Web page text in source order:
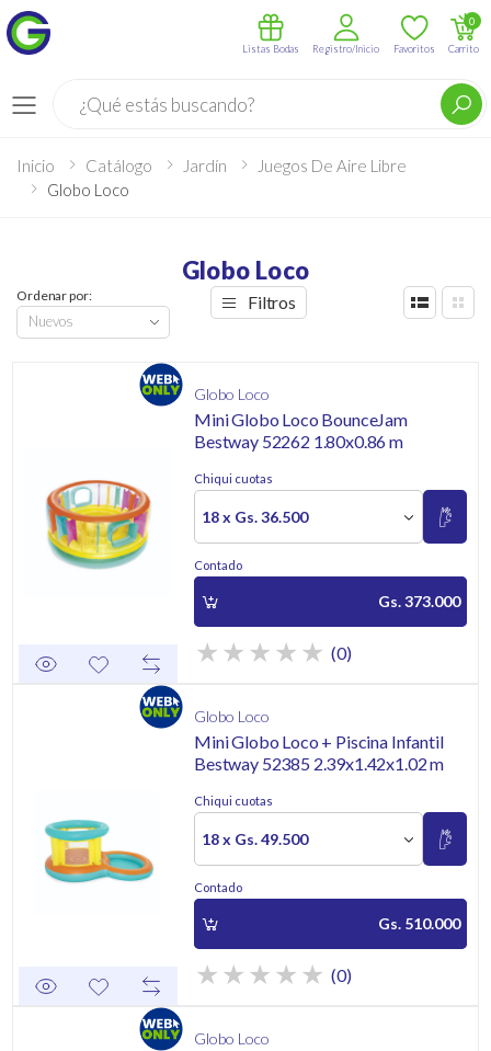
Menú
Listas Bodas Registro/Inicio Favoritos Carrito
0
Inicio Catálogo Jardín
Juegos De Aire Libre
Globo Loco
Globo Loco
Ordenar por: Filtros
Globo Loco
Mini Globo Loco BounceJam
Bestway 52262 1.80x0.86 m
Chiqui cuotas
18 x Gs. 36.500
Contado
Gs. 373.000
(0)
Globo Loco
Mini Globo Loco + Piscina Infantil
Bestway 52385 2.39x1.42x1.02 m
Chiqui cuotas
18 x Gs. 49.500
Contado
Gs. 510.000
(0)
Globo Loco